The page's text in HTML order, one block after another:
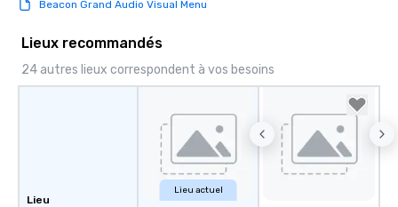
Beacon Grand Audio Visual Menu
Lieux recommandés
24 autres lieux correspondent à vos besoins
Lieu
Lieu actuel